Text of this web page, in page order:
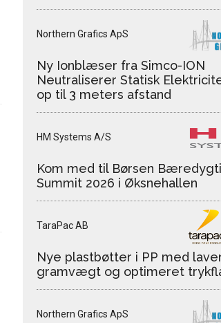
Northern Grafics ApS
Ny Ionblæser fra Simco-ION
Neutraliserer Statisk
op til 3 meters afstand
HM Systems A/S
Kom med til Børsen
Summit 2026 i Øksnehallen
TaraPac AB
Nye plastbøtter i PP med
gramvægt og optimeret
Northern Grafics ApS